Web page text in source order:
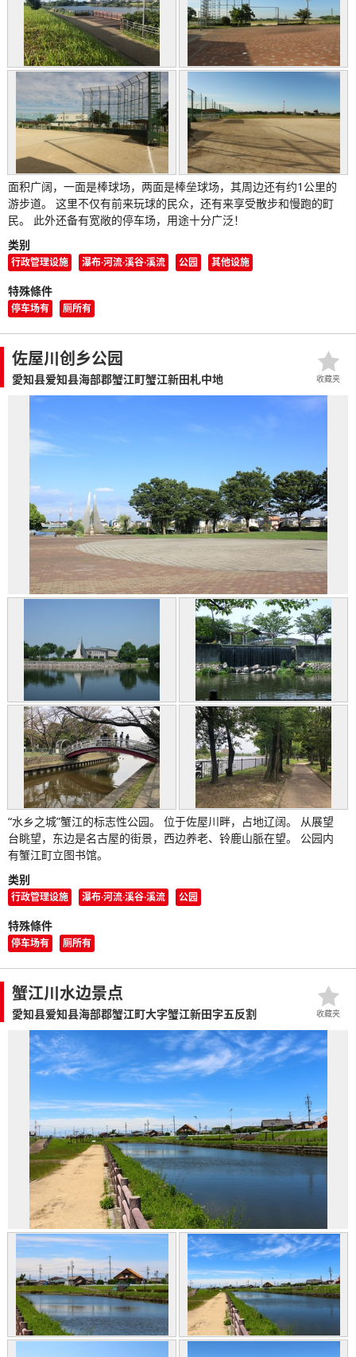
面积广阔，一面是棒球场，两面是棒垒球场，其周边还有约1公里的
游步道。 这里不仅有前来玩球的民众，还有来享受散步和慢跑的町
民。 此外还备有宽敞的停车场，用途十分广泛！
类别
行政管理设施 瀑布·河流·溪谷·溪流 公园 其他设施
特殊條件
停车场有 厕所有
佐屋川创乡公园
愛知县爱知县海部郡蟹江町蟹江新田札中地
“水乡之城”蟹江的标志性公园。 位于佐屋川畔，占地辽阔。 从展望
台眺望，东边是名古屋的街景，西边养老、铃鹿山脈在望。 公园内
有蟹江町立图书馆。
类别
行政管理设施 瀑布·河流·溪谷·溪流 公园
特殊條件
停车场有 厕所有
收藏夹
蟹江川水边景点
愛知县爱知县海部郡蟹江町大字蟹江新田字五反割 收藏夹